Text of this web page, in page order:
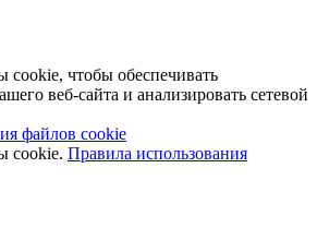
чтобы обеспечивать
веб-сайта и анализировать сетевой
файлов cookie
cookie. Правила использования